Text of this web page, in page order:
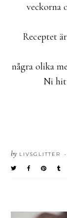
veckorna
Receptet
några olika
Ni
by LIVSGLITTER •